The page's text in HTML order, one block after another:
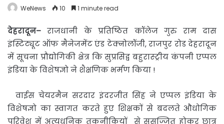
WeNews 10 1 minute read
देहरादून–राजधानी के प्रतिष्ठित कॉलेज गुरु राम दास
इंस्टिट्यूट ऑफ मैनेजमेंट एंड टेक्नोलॉजी,राजपुर रोड देहरादून
में सूचना प्रौद्योगिकी क्षेत्र कि सुप्रसिद्व बहुरास्ट्रीय कंपनी एप्पल
इंडिया के विशेषज्ञो ने शैक्षणिक भर्मण किया !
वाईस चेयरमैन सरदार इंदरजीत सिंह ने एप्पल इंडिया के
विशेषज्ञो का स्वागत करते हुए शिक्षकों से बदलते औधोगिक
परिवेश में अत्यधुनिक तकनीकियों से सुसज्जित होकर छात्र